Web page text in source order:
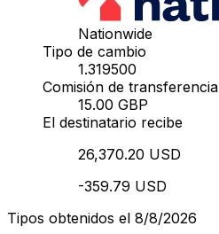
Nationwide
Tipo de cambio
1.319500
Comisión de transferencia
15.00 GBP
El destinatario recibe
26,370.20 USD
-359.79 USD
Tipos obtenidos el 8/8/2026